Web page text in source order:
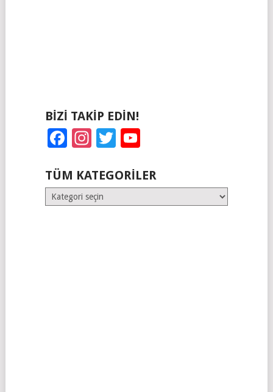
BIZI TAKIP EDIN!
Facebook
Instagram
Twitter
TÜM KATEGORILER
Tüm
Kategoriler